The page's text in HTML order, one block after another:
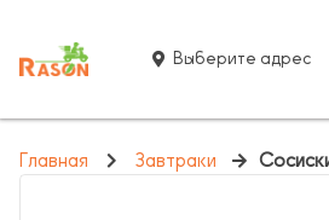
Выберите адрес
Главная Завтраки